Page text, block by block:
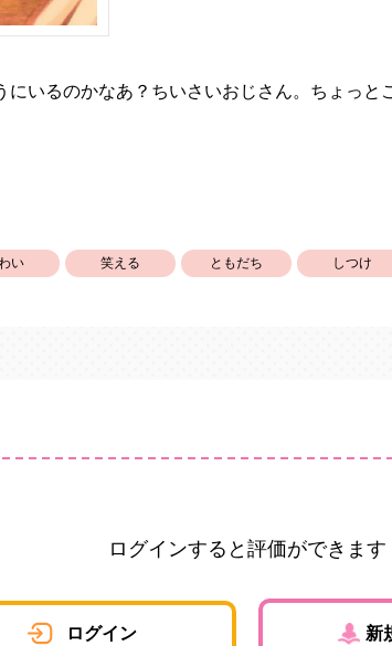
にいるのかなあ？ちいさいおじさん。ちょっと
い 笑える ともだち しつけ
ログインすると評価ができます
ログイン 新